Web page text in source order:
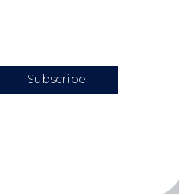
Subscribe